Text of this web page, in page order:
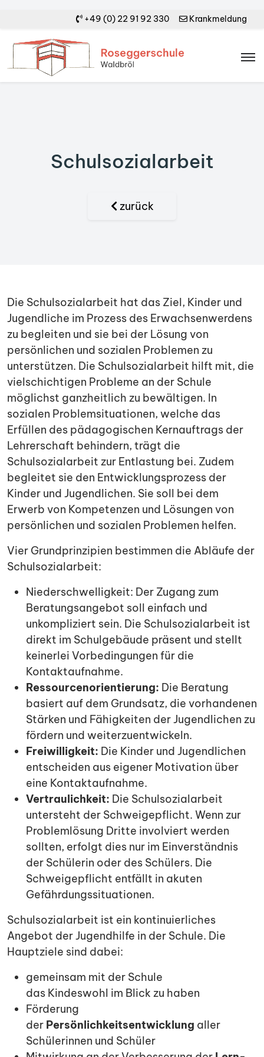
+49 (0) 22 91 92 330 Krankmeldung
Schulsozialarbeit
zurück
Die Schulsozialarbeit hat das Ziel, Kinder und
Jugendliche im Prozess des Erwachsenwerdens
zu begleiten und sie bei der Lösung von
persönlichen und sozialen Problemen zu
unterstützen. Die Schulsozialarbeit hilft mit, die
vielschichtigen Probleme an der Schule
möglichst ganzheitlich zu bewältigen. In
sozialen Problemsituationen, welche das
Erfüllen des pädagogischen Kernauftrags der
Lehrerschaft behindern, trägt die
Schulsozialarbeit zur Entlastung bei. Zudem
begleitet sie den Entwicklungsprozess der
Kinder und Jugendlichen. Sie soll bei dem
Erwerb von Kompetenzen und Lösungen von
persönlichen und sozialen Problemen helfen.
Vier Grundprinzipien bestimmen die Abläufe der
Schulsozialarbeit:
Niederschwelligkeit: Der Zugang zum
Beratungsangebot soll einfach und
unkompliziert sein. Die Schulsozialarbeit ist
direkt im Schulgebäude präsent und stellt
keinerlei Vorbedingungen für die
Kontaktaufnahme.
Ressourcenorientierung: Die Beratung
basiert auf dem Grundsatz, die vorhandenen
Stärken und Fähigkeiten der Jugendlichen zu
fördern und weiterzuentwickeln.
Freiwilligkeit: Die Kinder und Jugendlichen
entscheiden aus eigener Motivation über
eine Kontaktaufnahme.
Vertraulichkeit: Die Schulsozialarbeit
untersteht der Schweigepflicht. Wenn zur
Problemlösung Dritte involviert werden
sollten, erfolgt dies nur im Einverständnis
der Schülerin oder des Schülers. Die
Schweigepflicht entfällt in akuten
Gefährdungssituationen.
Schulsozialarbeit ist ein kontinuierliches
Angebot der Jugendhilfe in der Schule. Die
Hauptziele sind dabei:
gemeinsam mit der Schule
das Kindeswohl im Blick zu haben
Förderung
der Persönlichkeitsentwicklung aller
Schülerinnen und Schüler